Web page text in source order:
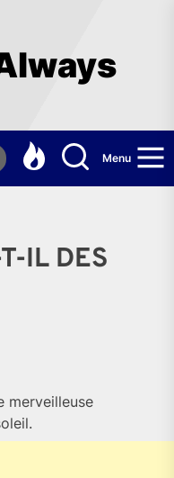
Menu
IL DES
merveilleuse